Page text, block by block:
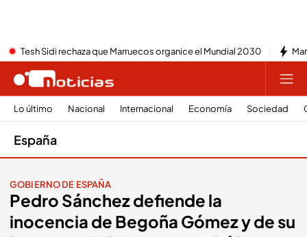
Tesh Sidi rechaza que Marruecos organice el Mundial 2030
Lo último Nacional Internacional Economía Sociedad
España
GOBIERNO DE ESPAÑA
Pedro Sánchez defiende la
inocencia de Begoña Gómez y de su